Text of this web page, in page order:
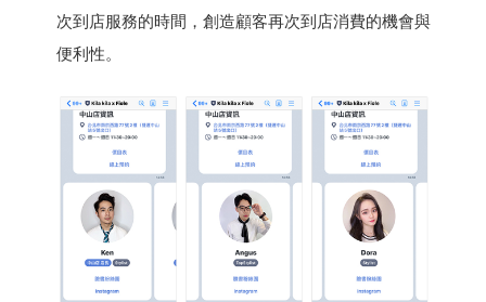
次到店服務的時間，創造顧客再次到店消費的機會與
便利性。